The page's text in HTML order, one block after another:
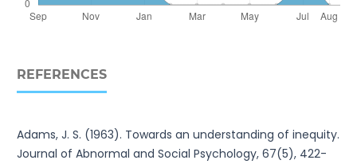
REFERENCES
Adams, J. S. (1963). Towards an understanding of inequity.
Journal of Abnormal and Social Psychology, 67(5), 422-